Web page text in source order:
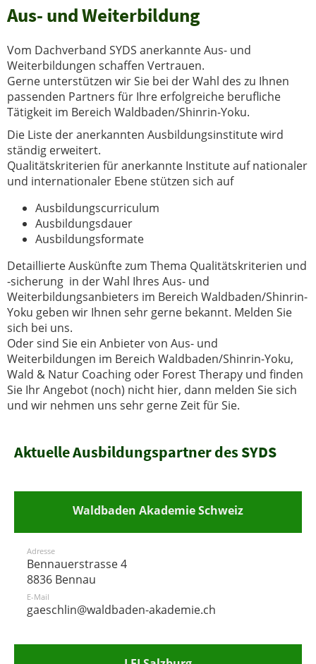
Aus- und Weiterbildung
Vom Dachverband SYDS anerkannte Aus- und
Weiterbildungen schaffen Vertrauen.
Gerne unterstützen wir Sie bei der Wahl des zu Ihnen
passenden Partners für Ihre erfolgreiche berufliche
Tätigkeit im Bereich Waldbaden/Shinrin-Yoku.
Die Liste der anerkannten Ausbildungsinstitute wird
ständig erweitert.
Qualitätskriterien für anerkannte Institute auf nationaler
und internationaler Ebene stützen sich auf
Ausbildungscurriculum
Ausbildungsdauer
Ausbildungsformate
Detaillierte Auskünfte zum Thema Qualitätskriterien und
-sicherung in der Wahl Ihres Aus- und
Weiterbildungsanbieters im Bereich Waldbaden/Shinrin-
Yoku geben wir Ihnen sehr gerne bekannt. Melden Sie
sich bei uns.
Oder sind Sie ein Anbieter von Aus- und
Weiterbildungen im Bereich Waldbaden/Shinrin-Yoku,
Wald & Natur Coaching oder Forest Therapy und finden
Sie Ihr Angebot (noch) nicht hier, dann melden Sie sich
und wir nehmen uns sehr gerne Zeit für Sie.
Aktuelle Ausbildungspartner des SYDS
Waldbaden Akademie Schweiz
Adresse
Bennauerstrasse 4
8836 Bennau
E-Mail
gaeschlin@waldbaden-akademie.ch